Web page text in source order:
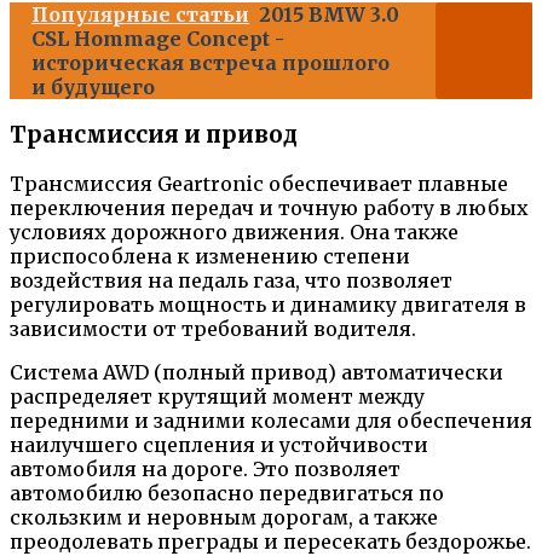
Популярные статьи 2015 BMW 3.0
CSL Hommage Concept -
историческая встреча прошлого
и будущего
Трансмиссия и привод
Трансмиссия Geartronic обеспечивает плавные
переключения передач и точную работу в любых
условиях дорожного движения. Она также
приспособлена к изменению степени
воздействия на педаль газа, что позволяет
регулировать мощность и динамику двигателя в
зависимости от требований водителя.
Система AWD (полный привод) автоматически
распределяет крутящий момент между
передними и задними колесами для обеспечения
наилучшего сцепления и устойчивости
автомобиля на дороге. Это позволяет
автомобилю безопасно передвигаться по
скользким и неровным дорогам, а также
преодолевать преграды и пересекать бездорожье.